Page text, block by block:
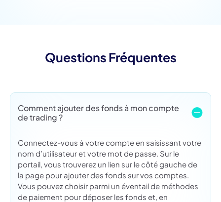
Questions Fréquentes
Comment ajouter des fonds à mon compte
de trading ?
Connectez-vous à votre compte en saisissant votre
nom d’utilisateur et votre mot de passe. Sur le
portail, vous trouverez un lien sur le côté gauche de
la page pour ajouter des fonds sur vos comptes.
Vous pouvez choisir parmi un éventail de méthodes
de paiement pour déposer les fonds et, en